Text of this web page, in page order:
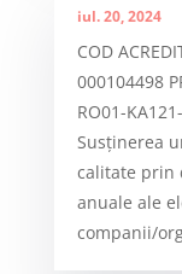
iul. 20, 2024
COD
000104498
RO01-
Susținerea
calitate prin
anuale ale
companii/